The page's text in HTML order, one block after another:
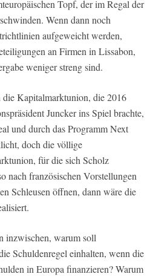
Topf, der im Regal der
Wenn dann noch
aufgeweicht werden,
an Firmen in Lissabon,
weniger streng sind.
die Kapitalmarktunion, die 2016
Juncker ins Spiel brachte,
und durch das Programm Next
doch die völlige
für die sich Scholz
nach französischen Vorstellungen
Schleusen öffnen, dann wäre die
inzwischen, warum soll
Schuldenregel einhalten, wenn die
in Europa finanzieren? Warum